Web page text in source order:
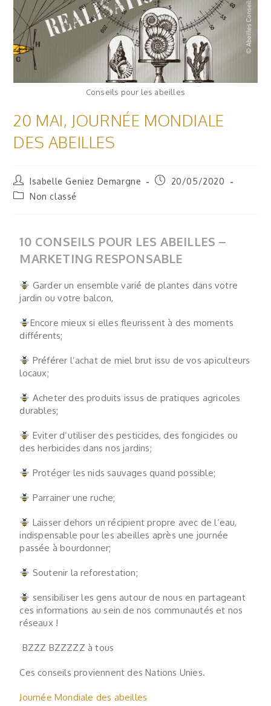
Conseils pour les abeilles
20 MAI, JOURNÉE MONDIALE
DES ABEILLES
Isabelle Geniez Demargne
20/05/2020
Non classé
10 CONSEILS POUR LES ABEILLES –
MARKETING RESPONSABLE
Garder un ensemble varié de plantes dans votre
jardin ou votre balcon,
Encore mieux si elles fleurissent à des moments
différents;
Préférer l’achat de miel brut issu de vos apiculteurs
locaux;
Acheter des produits issus de pratiques agricoles
durables;
Eviter d’utiliser des pesticides, des fongicides ou
des herbicides dans nos jardins;
Protéger les nids sauvages quand possible;
Parrainer une ruche;
Laisser dehors un récipient propre avec de l’eau,
indispensable pour les abeilles après une journée
passée à bourdonner;
Soutenir la reforestation;
sensibiliser les gens autour de nous en partageant
ces informations au sein de nos communautés et nos
réseaux !
BZZZ BZZZZZ à tous
Ces conseils proviennent des Nations Unies.
Journée Mondiale des abeilles